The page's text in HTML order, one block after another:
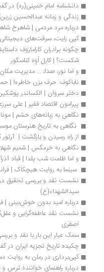
دانشنامه امام خمینی(ره) در
زندگی و زمانه عبدالحسین زرین‌کوب
درباره مرد مردمی | شاهرخ شاهرخیان
کپی رایت، سرقت‌های دیجیتالی
شکست؟ | کارل اُوِه کناسگور
و اما نور، صدا، ... مدیریت مکان در
ناباکوف: حرف بزن خاطره! | حمیدرضا
دختر سروان | الکساندر پوشکین
پیرامون اقتصاد فقیر | علی سرزعیم
نگاهی به زبانه‌های خشم | مونا نادری
نگاهی به تاریخ هنرستان موسیقی |
از راه رسیدن و بازگشت |  آرتور کستلر
نگاهی به خرمگس | شمیم شهلا
و اما ظلمت شب یلدا | قباد آذرآیین
سینما به روایت هیچکاک | فرانسوا
سیدالشهداء(ع)
درباره امید بدون خوش‌بینی | فرزانه
سمک عیار این بار با نقد و بررسی
چکیده تاریخ تجزیه ایران در
کپی‌برداری در رمان به روایت
درباره راهنمای خواننده ترس و لرز |